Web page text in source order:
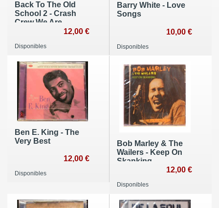
Back To The Old
School 2 - Crash
Crew We Are
12,00 €
Disponibles
Barry White - Love
Songs
10,00 €
Disponibles
Ben E. King - The
Very Best
12,00 €
Disponibles
Bob Marley & The
Wailers - Keep On
Skanking
12,00 €
Disponibles